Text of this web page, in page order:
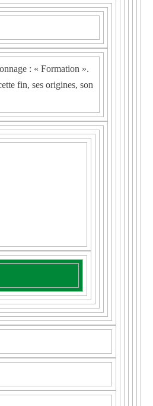
: « Formation ».
fin, ses origines, son